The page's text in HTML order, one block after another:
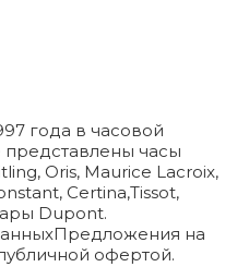
года в часовой
часы
Oris, Maurice Lacroix,
Certina,Tissot,
Dupont.
Предложения на
офертой.